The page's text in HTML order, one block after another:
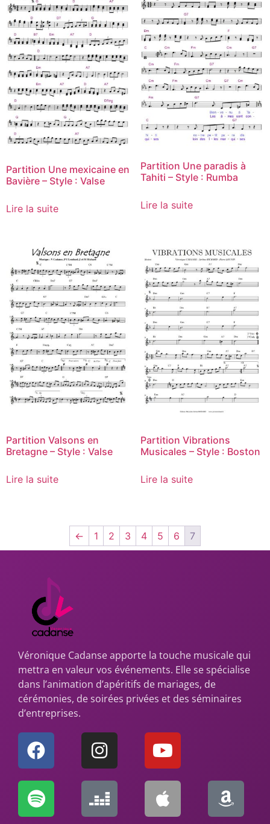
Partition Une mexicaine en
Bavière – Style : Valse
Lire la suite
Partition Une paradis à
Tahiti – Style : Rumba
Lire la suite
Partition Valsons en
Bretagne – Style : Valse
Lire la suite
Partition Vibrations
Musicales – Style : Boston
Lire la suite
← 1 2 3 4 5 6 7
Véronique Cadanse apporte la touche musicale qui
mettra en valeur vos événements. Elle se spécialise
dans l’animation d’apéritifs de mariages, de
cérémonies, de soirées privées et des séminaires
d’entreprises.